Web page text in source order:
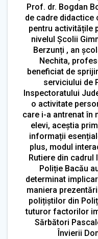
Prof. dr. Bogdan
de cadre didactice
pentru activitățile
nivelul Școlii
Berzunți , an
Nechita,
beneficiat de
serviciului de
Inspectoratului
o activitate
care i-a antrenat în
elevi, aceștia
informații
plus, modul
Rutiere din
Poliție Bacău
determinat
maniera
polițiștilor din
tuturor factorilor
Sărbători
Învierii